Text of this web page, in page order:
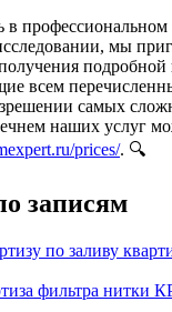
в
мы
всем
самых
наших услуг
prices/. 🔍
записям
по заливу
фильтра нитки